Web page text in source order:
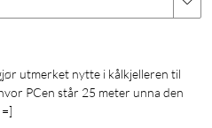
PCen står 25 meter unna den